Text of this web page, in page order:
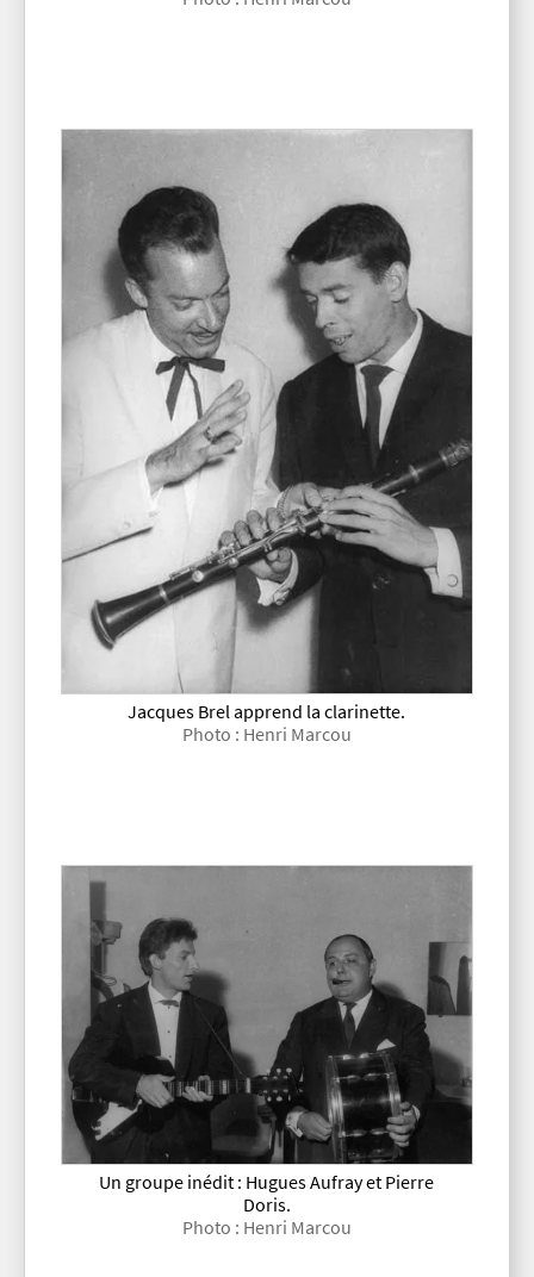
Jacques Brel apprend la clarinette.
Photo : Henri Marcou
Un groupe inédit : Hugues Aufray et Pierre
Doris.
Photo : Henri Marcou